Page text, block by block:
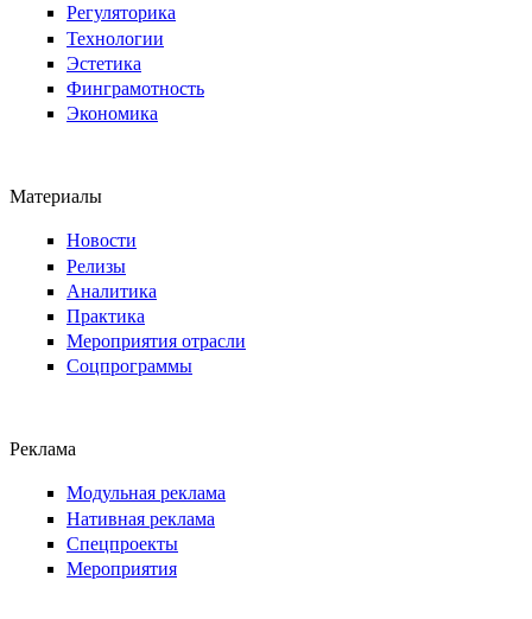
Регуляторика
Технологии
Эстетика
Финграмотность
Экономика
Материалы
Новости
Релизы
Аналитика
Практика
Мероприятия отрасли
Соцпрограммы
Реклама
Модульная реклама
Нативная реклама
Спецпроекты
Мероприятия